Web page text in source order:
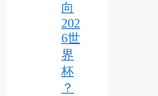
向
202
6世
界
杯
？